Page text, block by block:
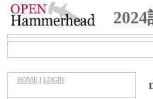
HOME| LOGIN